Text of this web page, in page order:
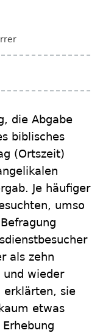
die Abgabe
biblisches
(Ortszeit)
Je häufiger
umso
als zehn
und wieder
erklärten, sie
etwas